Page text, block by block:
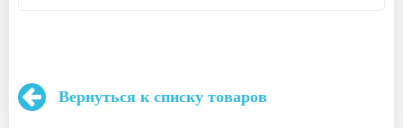
Вернуться к списку товаров